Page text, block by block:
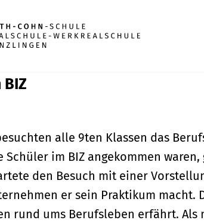
BIZ
alle 9ten Klassen das
Schüler im BIZ angekommen
den Besuch mit einer
er sein Praktikum macht.
rund ums Berufsleben erfährt.